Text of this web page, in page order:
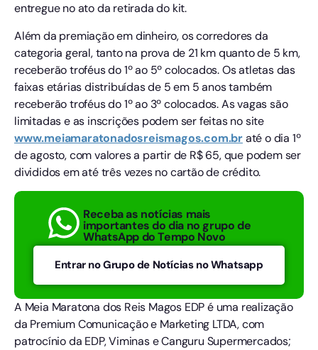
entregue no ato da retirada do kit.
Além da premiação em dinheiro, os corredores da
categoria geral, tanto na prova de 21 km quanto de 5 km,
receberão troféus do 1º ao 5º colocados. Os atletas das
faixas etárias distribuídas de 5 em 5 anos também
receberão troféus do 1º ao 3º colocados. As vagas são
limitadas e as inscrições podem ser feitas no site
www.meiamaratonadosreismagos.com.braté o dia 1º
de agosto, com valores a partir de R$ 65, que podem ser
divididos em até três vezes no cartão de crédito.
Receba as notícias mais
importantes do dia no grupo de
WhatsApp do Tempo Novo
Entrar no Grupo de Notícias no Whatsapp
A Meia Maratona dos Reis Magos EDP é uma realização
da Premium Comunicação e Marketing LTDA, com
patrocínio da EDP, Viminas e Canguru Supermercados;